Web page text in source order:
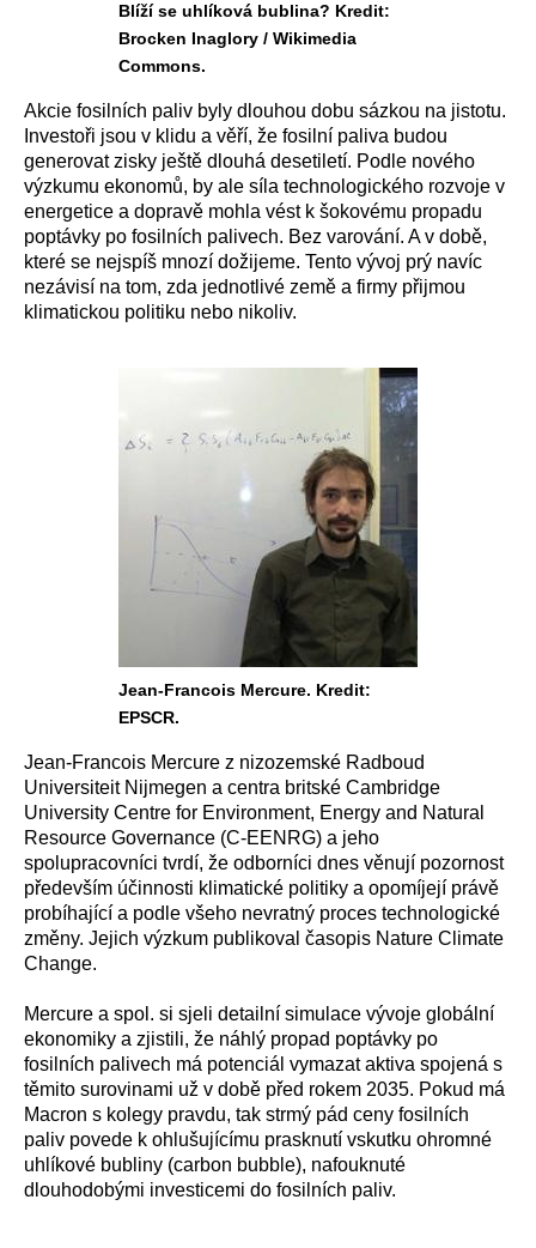
Blíží se uhlíková bublina? Kredit:
Brocken Inaglory / Wikimedia
Commons.
Akcie fosilních paliv byly dlouhou dobu sázkou na jistotu.
Investoři jsou v klidu a věří, že fosilní paliva budou
generovat zisky ještě dlouhá desetiletí. Podle nového
výzkumu ekonomů, by ale síla technologického rozvoje v
energetice a dopravě mohla vést k šokovému propadu
poptávky po fosilních palivech. Bez varování. A v době,
které se nejspíš mnozí dožijeme. Tento vývoj prý navíc
nezávisí na tom, zda jednotlivé země a firmy přijmou
klimatickou politiku nebo nikoliv.
Jean-Francois Mercure. Kredit:
EPSCR.
Jean-Francois Mercure z nizozemské Radboud
Universiteit Nijmegen a centra britské Cambridge
University Centre for Environment, Energy and Natural
Resource Governance (C-EENRG) a jeho
spolupracovníci tvrdí, že odborníci dnes věnují pozornost
především účinnosti klimatické politiky a opomíjejí právě
probíhající a podle všeho nevratný proces technologické
změny. Jejich výzkum publikoval časopis Nature Climate
Change.
Mercure a spol. si sjeli detailní simulace vývoje globální
ekonomiky a zjistili, že náhlý propad poptávky po
fosilních palivech má potenciál vymazat aktiva spojená s
těmito surovinami už v době před rokem 2035. Pokud má
Macron s kolegy pravdu, tak strmý pád ceny fosilních
paliv povede k ohlušujícímu prasknutí vskutku ohromné
uhlíkové bubliny (carbon bubble), nafouknuté
dlouhodobými investicemi do fosilních paliv.